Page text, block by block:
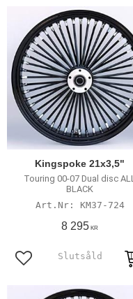
Kingspoke 21x3,5"
Touring 00-07 Dual disc ALL
BLACK
KM37-724
8 295 KR
Lägg till i favoriter